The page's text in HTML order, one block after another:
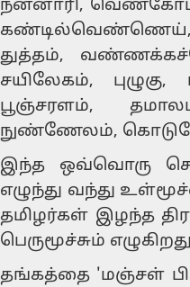
நன்னாரி,
கண்டில்வெண்ணெய்,
துத்தம்,
சயிலேகம், புழுகு,
பூஞ்சரளம்,
நுண்ணேலம்,
இந்த ஒவ்வொரு
எழுந்து வந்து
தமிழர்கள் இழந்த
பெருமூச்சும்
தங்கத்தை 'மஞ்சள்